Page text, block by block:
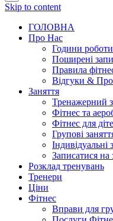
Skip to content
ГОЛОВНА
Про Нас
Години роботи
Поширені
Правила
Відгуки &
Заняття
Тренажерний
Фітнес та
Фітнес для
Групові
Індивідуальні
Записатися на
Розклад тренувань
Тренери
Ціни
Фітнес
Вправи для